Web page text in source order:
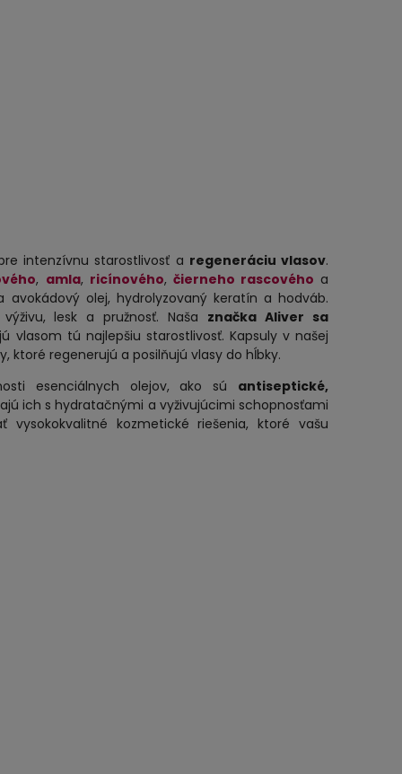
intenzívnu starostlivosť a regeneráciu vlasov.
, amla, ricínového, čierneho rascového a
avokádový olej, hydrolyzovaný keratín a hodváb.
lesk a pružnosť. Naša značka Aliver sa
vlasom tú najlepšiu starostlivosť. Kapsuly v našej
ktoré regenerujú a posilňujú vlasy do hĺbky.
esenciálnych olejov, ako sú antiseptické,
ich s hydratačnými a vyživujúcimi schopnosťami
vysokokvalitné kozmetické riešenia, ktoré vašu